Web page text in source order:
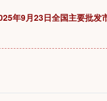
年9月23日全国主要批发